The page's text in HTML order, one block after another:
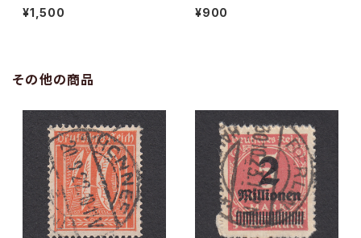
み切手｜PÖSSNECK 22.9.19
36
¥1,500
切手｜BRESLAU 8.6.1923
¥900
その他の商品